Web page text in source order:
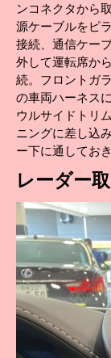
ンコネクタから
源ケーブルをピ
接続、通信ケー
外して運転席か
続。フロントガ
の車両ハーネス
ウルサイドトリ
ニングに差し込
ー下に通しておき
レーダー